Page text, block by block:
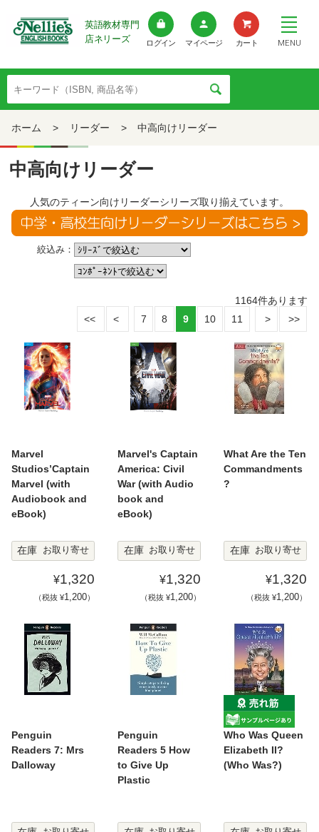
英語教材専門
店ネリーズ
ログイン マイページ カート MENU
ホーム > リーダー > 中高向けリーダー
中高向けリーダー
人気のティーン向けリーダーシリーズ取り揃えています。
絞込み：
1164件あります
7
8 9 10 11
Marvel
Studios’Captain
Marvel (with
Audiobook and
eBook)
在庫 お取り寄せ
¥1,320
（税抜 ¥1,200）
Marvel's Captain
America: Civil
War (with Audio
book and
eBook)
在庫 お取り寄せ
¥1,320
（税抜 ¥1,200）
What Are the Ten
Commandments
?
在庫 お取り寄せ
¥1,320
（税抜 ¥1,200）
Penguin
Readers 7: Mrs
Dalloway
Penguin
Readers 5 How
to Give Up
Plastic
Who Was Queen
Elizabeth II?
(Who Was?)